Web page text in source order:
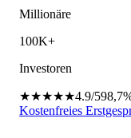
Millionäre
100K+
Investoren
★★★★★4.9/5
Kostenfreies